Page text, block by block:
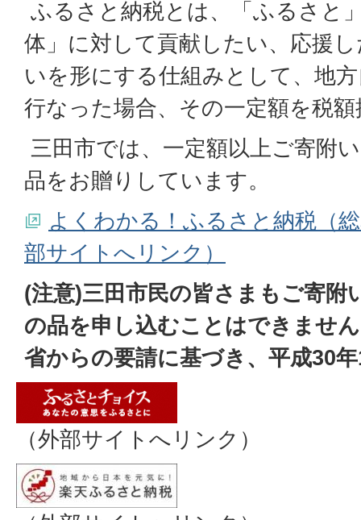
ふるさと納税とは、「ふるさと
体」に対して貢献したい、応援
いを形にする仕組みとして、地
行なった場合、その一定額を税
三田市では、一定額以上ご寄附
品をお贈りしています。
よくわかる！ふるさと納税（
部サイトへリンク）
(注意)三田市民の皆さまもご寄附
の品を申し込むことはできませ
省からの要請に基づき、平成30
（外部サイトへリンク）